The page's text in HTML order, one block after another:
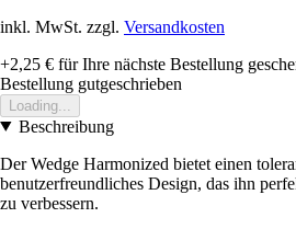
inkl. MwSt. zzgl. Versandkosten
+2,25 € für Ihre nächste Bestellung
Bestellung gutgeschrieben
Loading...
Beschreibung
Der Wedge Harmonized bietet einen
benutzerfreundliches Design, das ihn
zu verbessern.